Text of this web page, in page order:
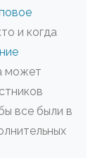
и когда
может
все были в